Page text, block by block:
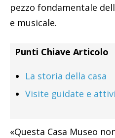
pezzo fondamentale
e musicale.
Punti Chiave Articolo
La storia della casa
Visite guidate e
«Questa Casa Museo